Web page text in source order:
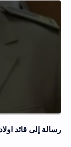
رسالة إلى قائد